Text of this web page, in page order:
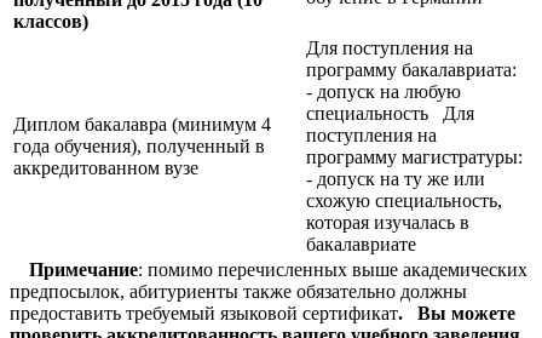
классов)
Диплом бакалавра (минимум 4
года обучения), полученный в
аккредитованном вузе
Для поступления на
программу бакалавриата:
- допуск на любую
специальность Для
поступления на
программу магистратуры:
- допуск на ту же или
схожую специальность,
которая изучалась в
бакалавриате
Примечание: помимо перечисленных выше академических
предпосылок, абитуриенты также обязательно должны
предоставить требуемый языковой сертификат.
Вы можете